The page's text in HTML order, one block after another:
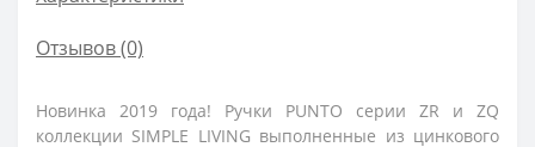
Отзывов (0)
Новинка 2019 года! Ручки PUNTO серии ZR и ZQ
коллекции SIMPLE LIVING выполненные из цинкового